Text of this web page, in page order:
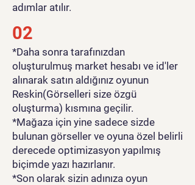
adımlar atılır.
02
*Daha sonra tarafınızdan
oluşturulmuş market hesabı ve id'ler
alınarak satın aldığınız oyunun
Reskin(Görselleri size özgü
oluşturma) kısmına geçilir.
*Mağaza için yine sadece sizde
bulunan görseller ve oyuna özel belirli
derecede optimizasyon yapılmış
biçimde yazı hazırlanır.
*Son olarak sizin adınıza oyun